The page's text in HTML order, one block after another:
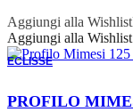
Aggiungi alla Wishlist
Aggiungi alla Wishlist
ECLISSE
ORDINABILE
PROFILO